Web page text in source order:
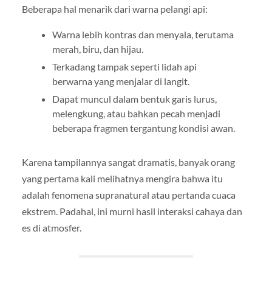
Beberapa hal menarik dari warna pelangi api:
Warna lebih kontras dan menyala, terutama
merah, biru, dan hijau.
Terkadang tampak seperti lidah api
berwarna yang menjalar di langit.
Dapat muncul dalam bentuk garis lurus,
melengkung, atau bahkan pecah menjadi
beberapa fragmen tergantung kondisi awan.
Karena tampilannya sangat dramatis, banyak orang
yang pertama kali melihatnya mengira bahwa itu
adalah fenomena supranatural atau pertanda cuaca
ekstrem. Padahal, ini murni hasil interaksi cahaya dan
es di atmosfer.